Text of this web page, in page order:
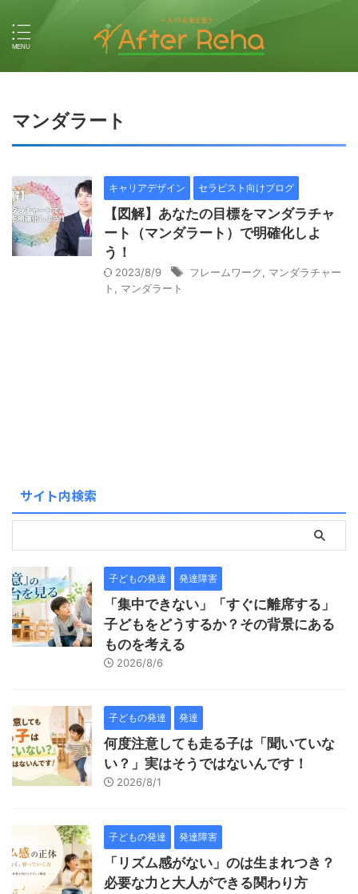
マンダラート
キャリアデザイン セラピスト向けブログ
【図解】あなたの目標をマンダラチャ
ート（マンダラート）で明確化しよ
う！
2023/8/9 フレームワーク
マンダラチャー
ト
マンダラート
サイト内検索
子どもの発達 発達障害
「集中できない」「すぐに離席する」
子どもをどうするか？その背景にある
ものを考える
2026/8/6
子どもの発達 発達
何度注意しても走る子は「聞いていな
い？」実はそうではないんです！
2026/8/1
子どもの発達 発達障害
「リズム感がない」のは生まれつき？
必要な力と大人ができる関わり方